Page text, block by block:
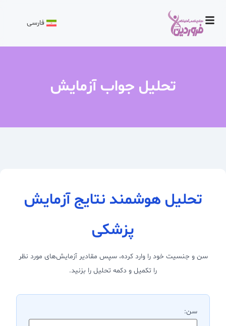
فارسی
تحلیل جواب آزمایش
تحلیل هوشمند نتایج آزمایش
پزشکی
سن و جنسیت خود را وارد کرده، سپس مقادیر آزمایش‌های مورد نظر
را تکمیل و دکمه تحلیل را بزنید.
سن: